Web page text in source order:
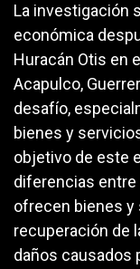
La investigación
económica
Huracán Otis en
Acapulco,
desafío,
bienes y
objetivo de este
diferencias entre
ofrecen bienes
recuperación de
daños causados